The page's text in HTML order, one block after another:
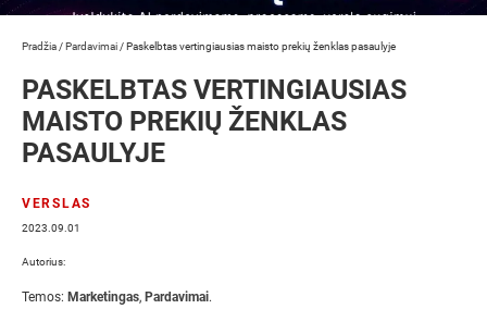
Pradžia /Pardavimai /Paskelbtas vertingiausias maisto prekių ženklas pasaulyje
PASKELBTAS VERTINGIAUSIAS
MAISTO PREKIŲ ŽENKLAS
PASAULYJE
VERSLAS
2023.09.01
Autorius:
Temos: Marketingas, Pardavimai.